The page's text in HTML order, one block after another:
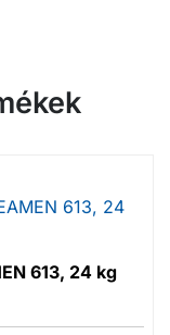
613, 24 kg